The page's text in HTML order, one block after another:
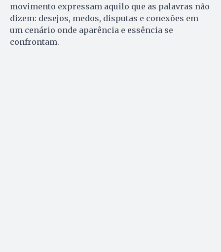
movimento expressam aquilo que as palavras não
dizem: desejos, medos, disputas e conexões em
um cenário onde aparência e essência se
confrontam.